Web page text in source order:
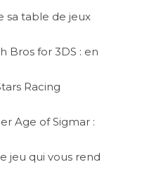
sa table de jeux
Bros for 3DS : en
Racing
Age of Sigmar :
jeu qui vous rend